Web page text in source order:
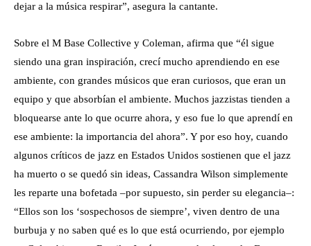
dejar a la música respirar”, asegura la cantante.
Sobre el M Base Collective y Coleman, afirma que “él sigue
siendo una gran inspiración, crecí mucho aprendiendo en ese
ambiente, con grandes músicos que eran curiosos, que eran un
equipo y que absorbían el ambiente. Muchos jazzistas tienden a
bloquearse ante lo que ocurre ahora, y eso fue lo que aprendí en
ese ambiente: la importancia del ahora”. Y por eso hoy, cuando
algunos críticos de jazz en Estados Unidos sostienen que el jazz
ha muerto o se quedó sin ideas, Cassandra Wilson simplemente
les reparte una bofetada –por supuesto, sin perder su elegancia–:
“Ellos son los ‘sospechosos de siempre’, viven dentro de una
burbuja y no saben qué es lo que está ocurriendo, por ejemplo